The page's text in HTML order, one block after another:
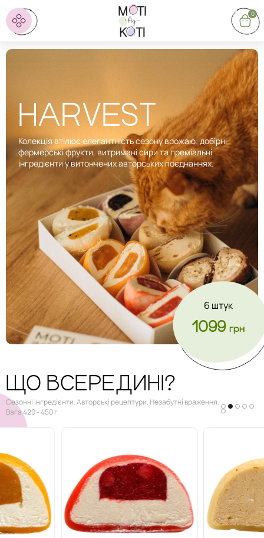
0
HARVEST
Колекція втілює елегантність сезону врожаю: добірні
фермерські фрукти, витримані сири та преміальні
інгредієнти у витончених авторських поєднаннях.
6 штук
1099 грн
ЩО ВСЕРЕДИНІ?
Сезонні інгредієнти. Авторські рецептури. Незабутні враження.
Вага 420 - 450 г.